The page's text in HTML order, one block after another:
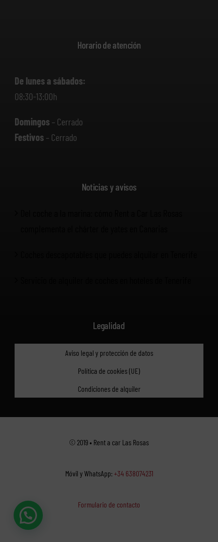
Horario de atención
De lunes a sábados:
08:30-13:00h
Domingos– Cerrado
Festivos– Cerrado
Noticias y avisos
Legalidad
Aviso legal y protección de datos
Política de cookies (UE)
Condiciones de alquiler
© 2019 • Rent a car Las Rosas
Móvil y WhatsApp:+34 638074231
Formulario de contacto